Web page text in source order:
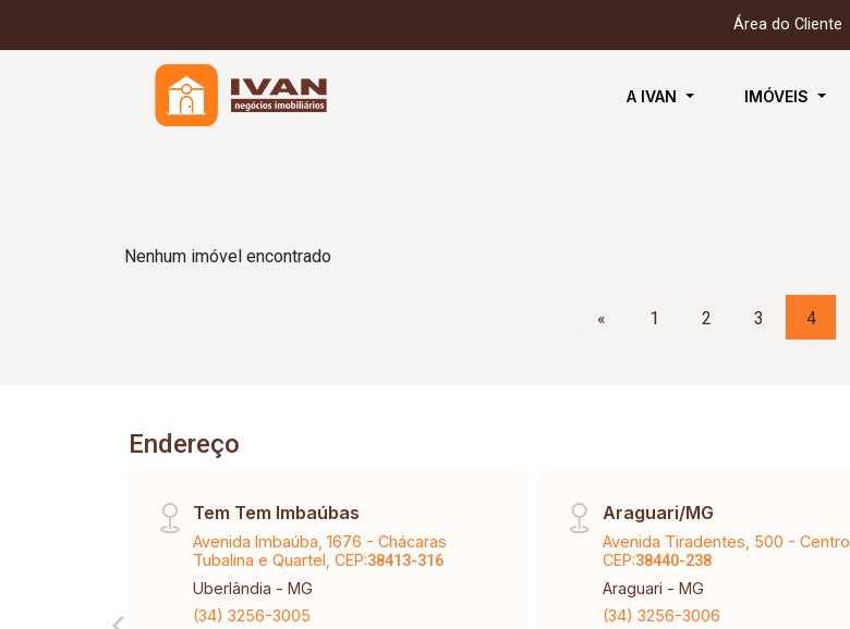
Área do Cliente
A IVAN IMÓVEIS
Nenhum imóvel encontrado
« 1 2 3 4
Endereço
Tem Tem Imbaúbas
Avenida Imbaúba, 1676 - Chácaras
Tubalina e Quartel, CEP:38413-316
Uberlândia - MG
(34) 3256-3005
Araguari/MG
Avenida Tiradentes, 500 - Centro,
CEP:38440-238
Araguari - MG
(34) 3256-3006